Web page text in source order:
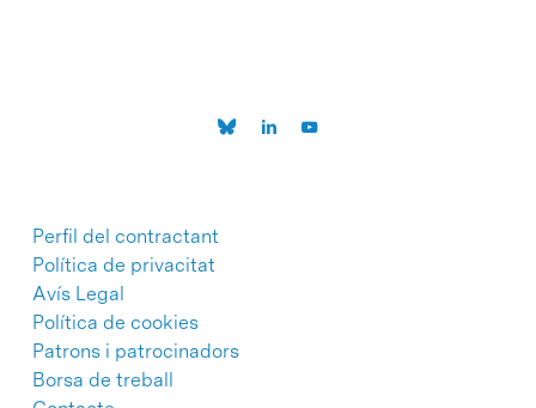
Perfil del contractant
Política de privacitat
Avís Legal
Política de cookies
Patrons i patrocinadors
Borsa de treball